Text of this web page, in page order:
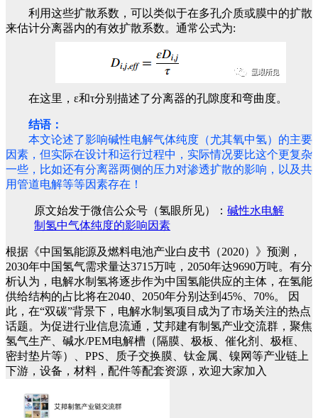
利用这些扩散系数，可以类似于在多孔介质或膜中的扩散
来估计分离器内的有效扩散系数。通常公式为:
在这里，ε和τ分别描述了分离器的孔隙度和弯曲度。
结语：
本文论述了影响碱性电解气体纯度（尤其氧中氢）的主要
因素，但实际在设计和运行过程中，实际情况要比这个更复杂
一些，比如还有分离器两侧的压力对渗透扩散的影响，以及共
用管道电解等等因素存在！
原文始发于微信公众号（氢眼所见）： 碱性水电解
制氢中气体纯度的影响因素
根据《中国氢能源及燃料电池产业白皮书（2020）》预测，
2030年中国氢气需求量达3715万吨，2050年达9690万吨。有分
析认为，电解水制氢将逐步作为中国氢能供应的主体，在氢能
供给结构的占比将在2040、2050年分别达到45%、70%。
因
此，在“双碳”背景下，电解水制氢项目成为了市场关注的热点
话题。为促进行业信息流通，艾邦建有制氢产业交流群，聚焦
氢气生产、碱水/PEM电解槽（隔膜、极板、催化剂、极框、
密封垫片等）、PPS、质子交换膜、钛金属、镍网等产业链上
下游，设备，材料，配件等配套资源，欢迎大家加入